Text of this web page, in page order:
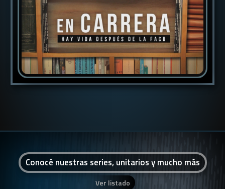
Conocé nuestras series, unitarios y mucho más
Ver listado